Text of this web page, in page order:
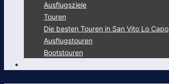
Ausflugsziele
Touren
Die besten Touren in San Vito Lo Capo
Ausflugstouren
Bootstouren